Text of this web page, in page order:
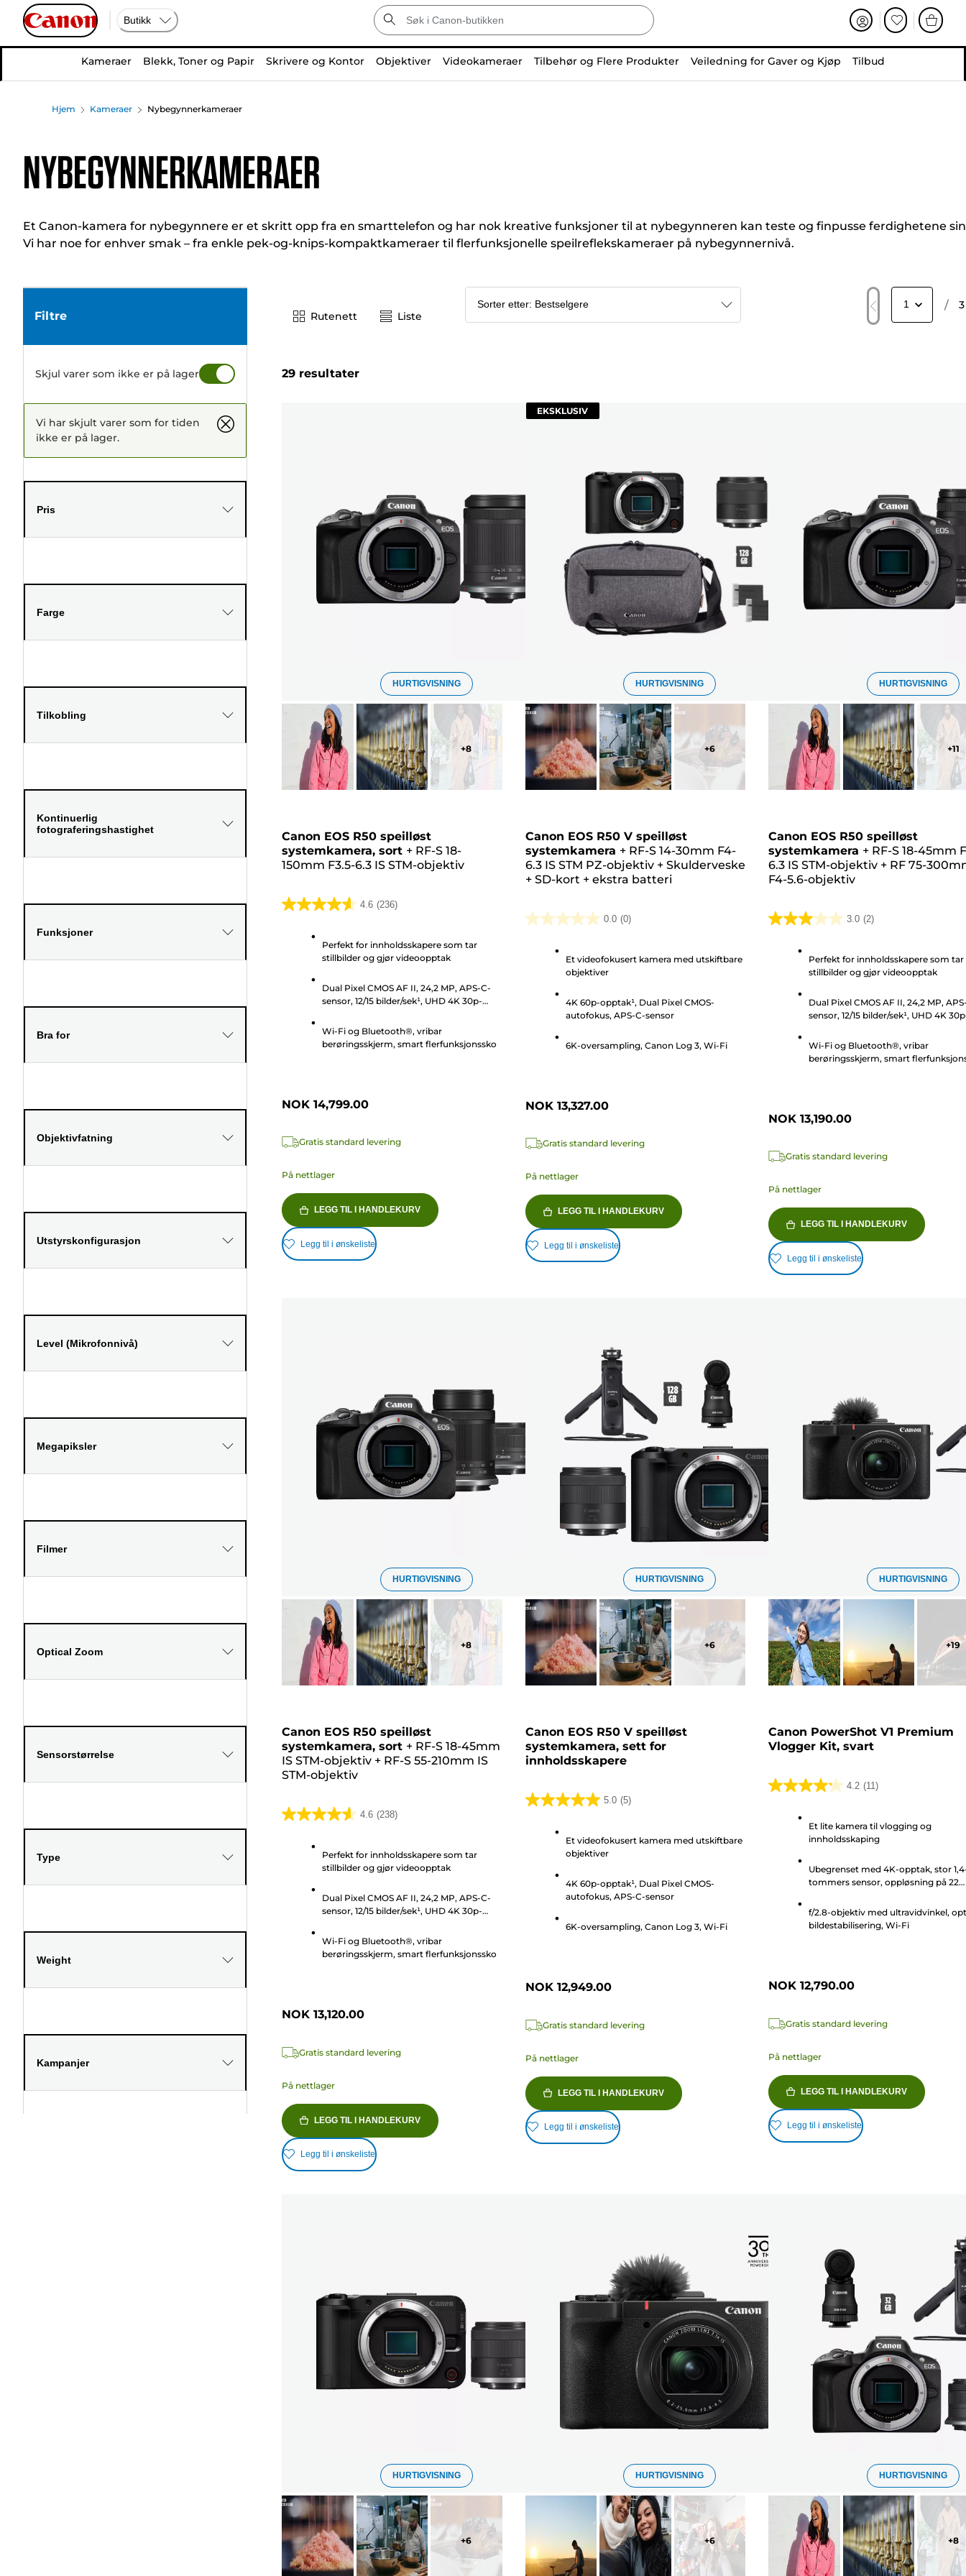
Butikk
Kameraer Blekk, Toner og Papir Skrivere og Kontor Objektiver Videokameraer Tilbehør og Flere Produkter Veiledning for Gaver og Kjøp Tilbud
Hjem Kameraer Nybegynnerkameraer
Nybegynnerkameraer
Et Canon-kamera for nybegynnere er et skritt opp fra en smarttelefon og har nok kreative funksjoner til at nybegynneren kan teste og finpusse ferdighetene
Vi har noe for enhver smak – fra enkle pek-og-knips-kompaktkameraer til flerfunksjonelle speilreflekskameraer på nybegynnernivå.
Filtre
Skjul varer som ikke er på lager
Vi har skjult varer som for tiden
ikke er på lager.
Pris
Farge
Tilkobling
Kontinuerlig
fotograferingshastighet
Funksjoner
Bra for
Objektivfatning
Utstyrskonfigurasjon
Level (Mikrofonnivå)
Megapiksler
Filmer
Optical Zoom
Sensorstørrelse
Type
Weight
Kampanjer
Rutenett Liste
/ 3
29 resultater
HURTIGVISNING
+8
Canon EOS R50 speilløst
systemkamera, sort + RF-S 18-
150mm F3.5-6.3 IS STM-objektiv
4.6 (236)
4.6
stjerner.
omtaler
Perfekt for innholdsskapere som tar
stillbilder og gjør videoopptak
Dual Pixel CMOS AF II, 24,2 MP, APS-C-
sensor, 12/15 bilder/sek¹, UHD 4K 30p-
Wi-Fi og Bluetooth®, vribar
berøringsskjerm, smart flerfunksjonssko
NOK 14,799.00
Gratis standard levering
På nettlager
LEGG TIL I HANDLEKURV
Legg til i ønskeliste
EKSKLUSIV
HURTIGVISNING
+6
Canon EOS R50 V speilløst
systemkamera + RF-S 14-30mm F4-
6.3 IS STM PZ-objektiv + Skulderveske
+ SD-kort + ekstra batteri
0.0 (0)
0.0
stjerner.
Et videofokusert kamera med utskiftbare
objektiver
4K 60p-opptak¹, Dual Pixel CMOS-
autofokus, APS-C-sensor
6K-oversampling, Canon Log 3, Wi-Fi
NOK 13,327.00
Gratis standard levering
På nettlager
LEGG TIL I HANDLEKURV
Legg til i ønskeliste
HURTIGVISNING
+11
Canon EOS R50 speilløst
systemkamera + RF-S 18-45mm
6.3 IS STM-objektiv + RF 75-
F4-5.6-objektiv
3.0 (2)
3.0
stjerner.
omtaler
Perfekt for innholdsskapere som tar
stillbilder og gjør videoopptak
Dual Pixel CMOS AF II, 24,2 MP,
sensor, 12/15 bilder/sek¹, UHD 4K
Wi-Fi og Bluetooth®, vribar
berøringsskjerm, smart
NOK 13,190.00
Gratis standard levering
På nettlager
LEGG TIL I HANDLEKURV
Legg til i ønskeliste
HURTIGVISNING
+8
Canon EOS R50 speilløst
systemkamera, sort + RF-S 18-45mm
IS STM-objektiv + RF-S 55-210mm IS
STM-objektiv
4.6 (238)
4.6
stjerner.
omtaler
Perfekt for innholdsskapere som tar
stillbilder og gjør videoopptak
Dual Pixel CMOS AF II, 24,2 MP, APS-C-
sensor, 12/15 bilder/sek¹, UHD 4K 30p-
Wi-Fi og Bluetooth®, vribar
berøringsskjerm, smart flerfunksjonssko
NOK 13,120.00
Gratis standard levering
På nettlager
LEGG TIL I HANDLEKURV
Legg til i ønskeliste
HURTIGVISNING
+6
Canon EOS R50 V speilløst
systemkamera, sett for
innholdsskapere
5.0 (5)
5.0
stjerner.
omtaler
Et videofokusert kamera med utskiftbare
objektiver
4K 60p-opptak¹, Dual Pixel CMOS-
autofokus, APS-C-sensor
6K-oversampling, Canon Log 3, Wi-Fi
NOK 12,949.00
Gratis standard levering
På nettlager
LEGG TIL I HANDLEKURV
Legg til i ønskeliste
HURTIGVISNING
+19
Canon PowerShot V1 Premium
Vlogger Kit, svart
4.2 (11)
4.2
stjerner.
omtaler
Et lite kamera til vlogging og
innholdsskaping
Ubegrenset med 4K-opptak, stor
tommers sensor, oppløsning på 22
f/2.8-objektiv med ultravidvinkel,
bildestabilisering, Wi-Fi
NOK 12,790.00
Gratis standard levering
På nettlager
LEGG TIL I HANDLEKURV
Legg til i ønskeliste
HURTIGVISNING
+6
HURTIGVISNING
+6
HURTIGVISNING
+8